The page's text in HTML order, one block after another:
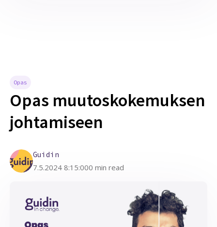
Opas
Opas muutoskokemuksen
johtamiseen
Guidin
7.5.2024 8:15:000 min read